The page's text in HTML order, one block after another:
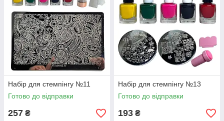
Набір для стемпінгу №11
Готово до відправки
257 ₴
Набір для стемпінгу №13
Готово до відправки
193 ₴